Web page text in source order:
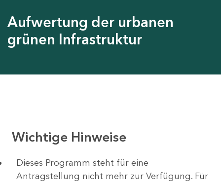
Aufwertung der urbanen
grünen Infrastruktur
Wichtige Hinweise
Dieses Programm steht für eine
Antragstellung nicht mehr zur Verfügung. Für